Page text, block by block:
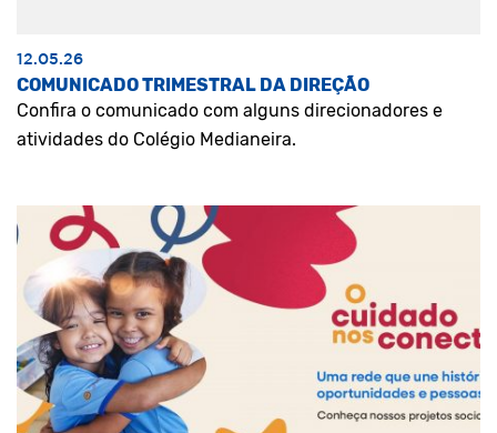
12.05.26
COMUNICADO TRIMESTRAL DA DIREÇÃO
Confira o comunicado com alguns direcionadores e
atividades do Colégio Medianeira.